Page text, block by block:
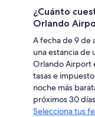
¿Cuánto
Orlando
A fecha de 9 de
una estancia de
Orlando Airport
tasas e
noche más
próximos 30
Selecciona tus